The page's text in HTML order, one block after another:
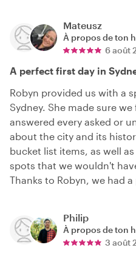
Mateusz
À propos de ton
6 août
A perfect first day in
Robyn provided us with a
Sydney. She made sure
answered every asked or
about the city and its
bucket list items, as well
spots that we wouldn't
Thanks to Robyn, we had
Philip
À propos de ton
3 août